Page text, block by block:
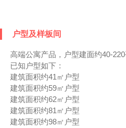
户型及样板间
高端公寓产品，户型建面约40-
已知户型如下：
建筑面积约41㎡户型
建筑面积约59㎡户型
建筑面积约62㎡户型
建筑面积约81㎡户型
建筑面积约98㎡户型